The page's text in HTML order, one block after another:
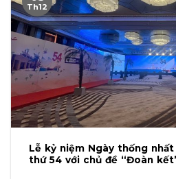
Lễ kỷ niệm Ngày thống
thứ 54 với chủ đề “Đoàn
Th12